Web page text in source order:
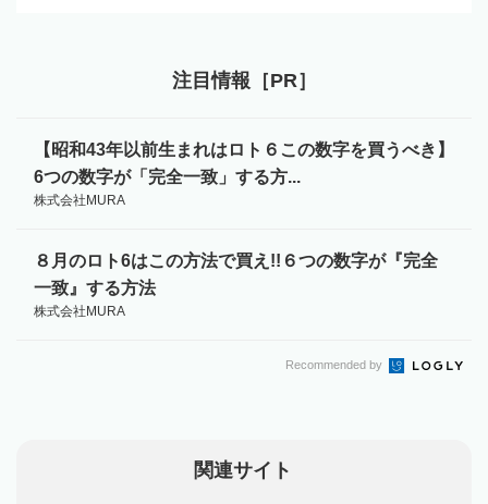
注目情報［PR］
【昭和43年以前生まれはロト６この数字を買うべき】
6つの数字が「完全一致」する方...
株式会社MURA
８月のロト6はこの方法で買え!!６つの数字が『完全
一致』する方法
株式会社MURA
Recommended by
関連サイト